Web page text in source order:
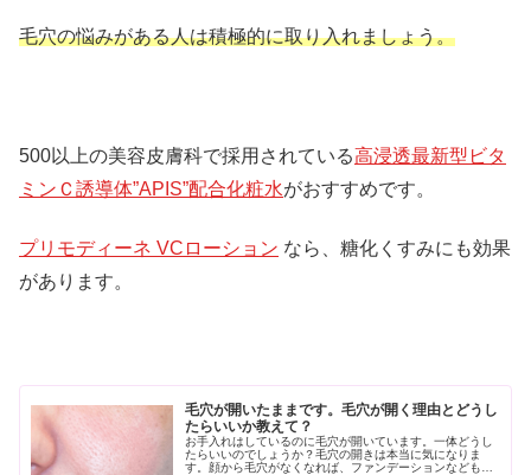
毛穴の悩みがある人は積極的に取り入れましょう。
500以上の美容皮膚科で採用されている高浸透最新型ビタ
ミンＣ誘導体”APIS”配合化粧水がおすすめです。
プリモディーネ VCローション なら、糖化くすみにも効果
があります。
毛穴が開いたままです。毛穴が開く理由とどうし
たらいいか教えて？
お手入れはしているのに毛穴が開いています。一体どうし
たらいいのでしょうか？毛穴の開きは本当に気になりま
す。顔から毛穴がなくなれば、ファンデーションなども毛